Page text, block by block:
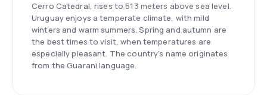
Cerro Catedral, rises to 513 meters above sea level.
Uruguay enjoys a temperate climate, with mild
winters and warm summers. Spring and autumn are
the best times to visit, when temperatures are
especially pleasant. The country’s name originates
from the Guarani language.